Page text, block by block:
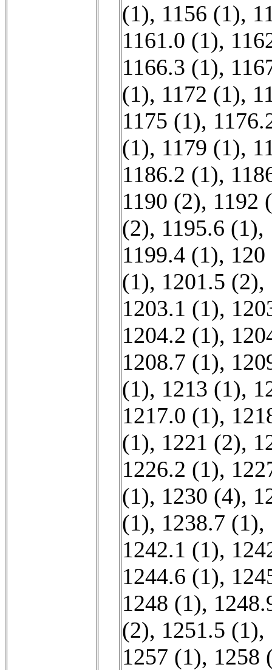
(1), 1156 (1),
1161.0 (1),
1166.3 (1),
(1), 1172 (1),
1175 (1),
(1), 1179 (1),
1186.2 (1),
1190 (2), 1192
(2), 1195.6 (1),
1199.4 (1),
(1), 1201.5 (2),
1203.1 (1),
1204.2 (1),
1208.7 (1),
(1), 1213 (1),
1217.0 (1),
(1), 1221 (2),
1226.2 (1),
(1), 1230 (4),
(1), 1238.7 (1),
1242.1 (1),
1244.6 (1),
1248 (1),
(2), 1251.5 (1),
1257 (1), 1258